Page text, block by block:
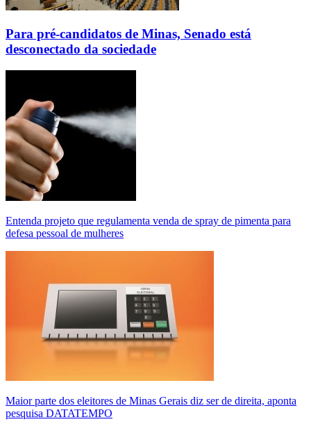
Para pré-candidatos de Minas, Senado está
desconectado da sociedade
Entenda projeto que regulamenta venda de spray de pimenta para
defesa pessoal de mulheres
Maior parte dos eleitores de Minas Gerais diz ser de direita, aponta
pesquisa DATATEMPO